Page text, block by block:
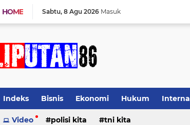
HOME Sabtu 8 Agu 2026 Masuk
Indeks Bisnis Ekonomi Hukum
Video polisi kita tni kita